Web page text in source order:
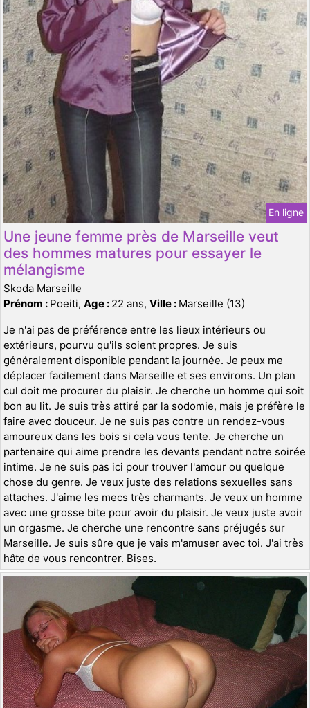
En ligne
Une jeune femme près de Marseille veut
des hommes matures pour essayer le
mélangisme
Skoda Marseille
Prénom : Poeiti, Age : 22 ans, Ville : Marseille (13)
Je n'ai pas de préférence entre les lieux intérieurs ou
extérieurs, pourvu qu'ils soient propres. Je suis
généralement disponible pendant la journée. Je peux me
déplacer facilement dans Marseille et ses environs. Un plan
cul doit me procurer du plaisir. Je cherche un homme qui soit
bon au lit. Je suis très attiré par la sodomie, mais je préfère le
faire avec douceur. Je ne suis pas contre un rendez-vous
amoureux dans les bois si cela vous tente. Je cherche un
partenaire qui aime prendre les devants pendant notre soirée
intime. Je ne suis pas ici pour trouver l'amour ou quelque
chose du genre. Je veux juste des relations sexuelles sans
attaches. J'aime les mecs très charmants. Je veux un homme
avec une grosse bite pour avoir du plaisir. Je veux juste avoir
un orgasme. Je cherche une rencontre sans préjugés sur
Marseille. Je suis sûre que je vais m'amuser avec toi. J'ai très
hâte de vous rencontrer. Bises.